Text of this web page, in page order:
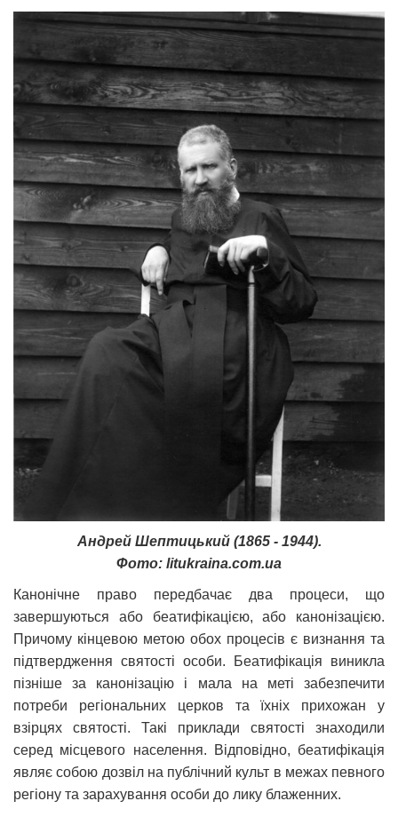
Андрей Шептицький (1865 - 1944).
Фото: litukraina.com.ua
Канонічне право передбачає два процеси, що
завершуються або беатифікацією, або канонізацією.
Причому кінцевою метою обох процесів є визнання та
підтвердження святості особи. Беатифікація виникла
пізніше за канонізацію і мала на меті забезпечити
потреби регіональних церков та їхніх прихожан у
взірцях святості. Такі приклади святості знаходили
серед місцевого населення. Відповідно, беатифікація
являє собою дозвіл на публічний культ в межах певного
регіону та зарахування особи до лику блаженних.